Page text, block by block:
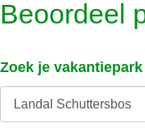
Beoordeel
Zoek je vakantiepark